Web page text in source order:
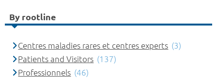
By rootline
Centres maladies rares et centres experts (3)
Patients and Visitors (137)
Professionnels (46)